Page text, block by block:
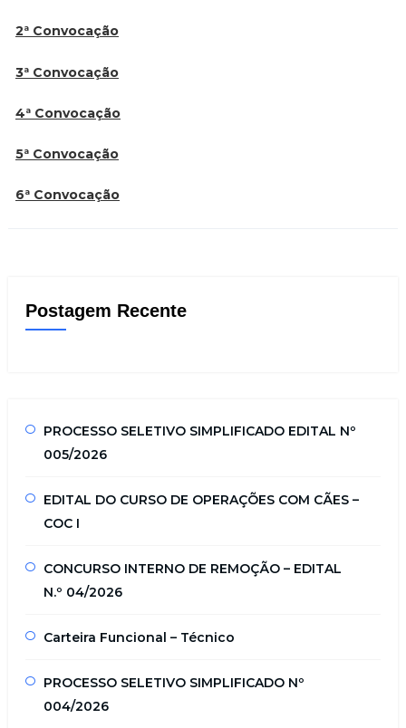
2ª Convocação
3ª Convocação
4ª Convocação
5ª Convocação
6ª Convocação
Postagem Recente
PROCESSO SELETIVO SIMPLIFICADO EDITAL Nº
005/2026
EDITAL DO CURSO DE OPERAÇÕES COM CÃES –
COC I
CONCURSO INTERNO DE REMOÇÃO – EDITAL
N.º 04/2026
Carteira Funcional – Técnico
PROCESSO SELETIVO SIMPLIFICADO Nº
004/2026